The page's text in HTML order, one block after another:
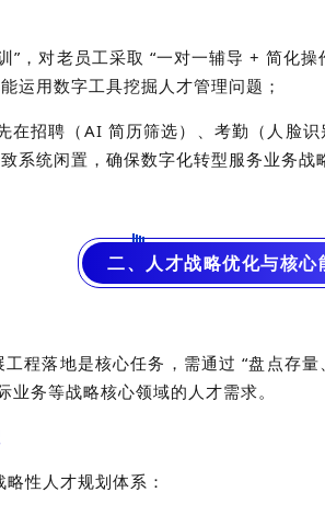
”，对老员工采取 “一对一辅导 + 简化
运用数字工具挖掘人才管理问题；
在招聘（AI 简历筛选）、考勤（人脸
系统闲置，确保数字化转型服务业务战
二、人才战略优化与核心
程落地是核心任务，需通过 “盘点存
务等战略核心领域的人才需求。
性人才规划体系：